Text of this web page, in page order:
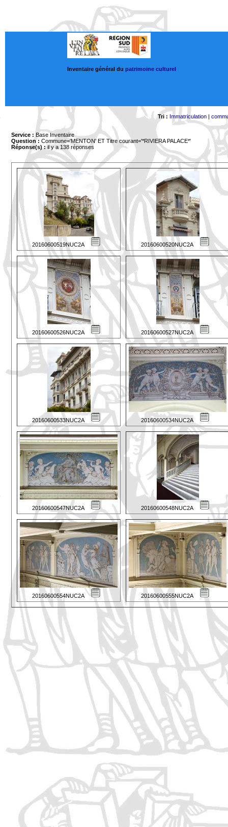
Inventaire général du patrimoine culturel
Tri : Immatriculation|
Service : Base Inventaire
Question : Commune='MENTON' ET Titre courant='*RIVIERA PALACE*'
Réponse(s) :il y a 138 réponses
20160600519NUC2A 20160600520NUC2A
20160600526NUC2A 20160600527NUC2A
20160600533NUC2A 20160600534NUC2A
20160600547NUC2A 20160600548NUC2A
20160600554NUC2A 20160600555NUC2A